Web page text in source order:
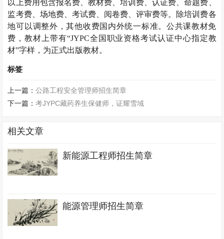
以上费用包含报名费、教材费、培训费、认证费、命题费、
监考费、场地费、考试费、阅卷费、评审费等。除培训费各
地可以调整外，其他收费国内外统一标准。公共课教材免
费，教材上带有“JYPC全国职业资格考试认证中心指定教
材”字样，为正式出版教材。
标签
上一篇：公路工程安全管理师招生简章
下一篇：考JYPC藏药养生保健师，证耀雪域
相关文章
新能源工程师招生简章
能源管理师招生简章